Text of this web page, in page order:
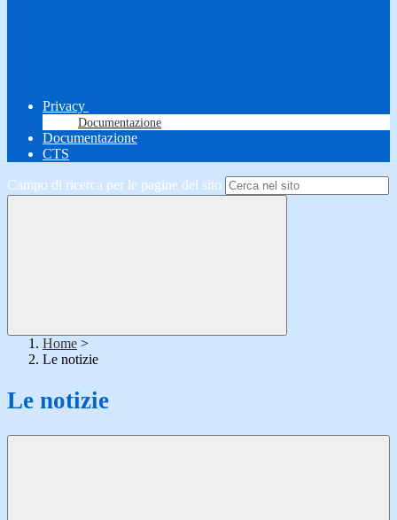
Privacy
Documentazione
Documentazione
CTS
Campo di ricerca per le pagine del sito
Home >
Le notizie
Le notizie